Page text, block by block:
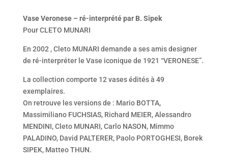
Vase Veronese – ré-interprété par B. Sipek
Pour CLETO MUNARI
En 2002 , Cleto MUNARI demande a ses amis designer
de ré-interpréter le Vase iconique de 1921 “VERONESE”.
La collection comporte 12 vases édités à 49
exemplaires.
On retrouve les versions de : Mario BOTTA,
Massimiliano FUCHSIAS, Richard MEIER, Alessandro
MENDINI, Cleto MUNARI, Carlo NASON, Mimmo
PALADINO, David PALTERER, Paolo PORTOGHESI, Borek
SIPEK, Matteo THUN.